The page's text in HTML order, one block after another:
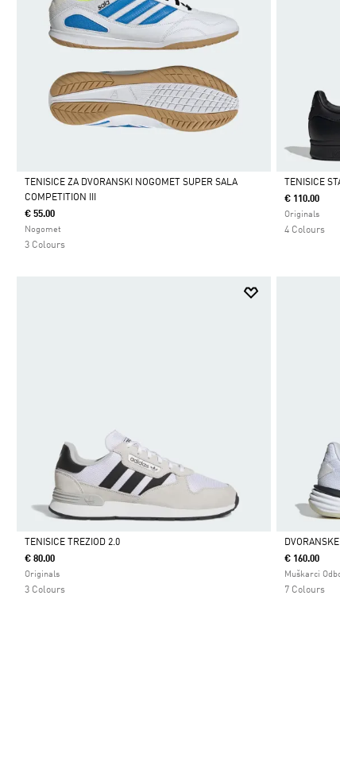
Da
TENISICE ZA DVORANSKI NOGOMET SUPER SALA
COMPETITION III
€ 55.00
Nogomet
3 Colours
Da
TENISICE
€ 110.00
Originals
4 Colours
Da
TENISICE TREZIOD 2.0
€ 80.00
Originals
3 Colours
Da
€ 160.00
Muškarci
7 Colours